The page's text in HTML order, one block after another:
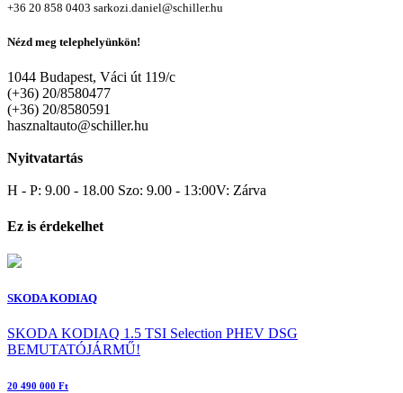
+36 20 858 0403 sarkozi.daniel@schiller.hu
Nézd meg telephelyünkön!
1044 Budapest, Váci út 119/c
(+36) 20/8580477
(+36) 20/8580591
hasznaltauto@schiller.hu
Nyitvatartás
H - P: 9.00 - 18.00 Szo: 9.00 - 13:00V: Zárva
Ez is érdekelhet
SKODA KODIAQ
SKODA KODIAQ 1.5 TSI Selection PHEV DSG
BEMUTATÓJÁRMŰ!
20 490 000 Ft